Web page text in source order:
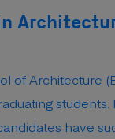
of Architecture
have